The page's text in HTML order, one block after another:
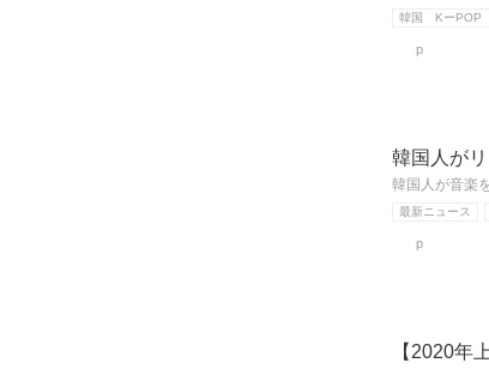
韓国 KーPOP
p
韓国人が
韓国人が音楽
最新ニュース
p
【2020年